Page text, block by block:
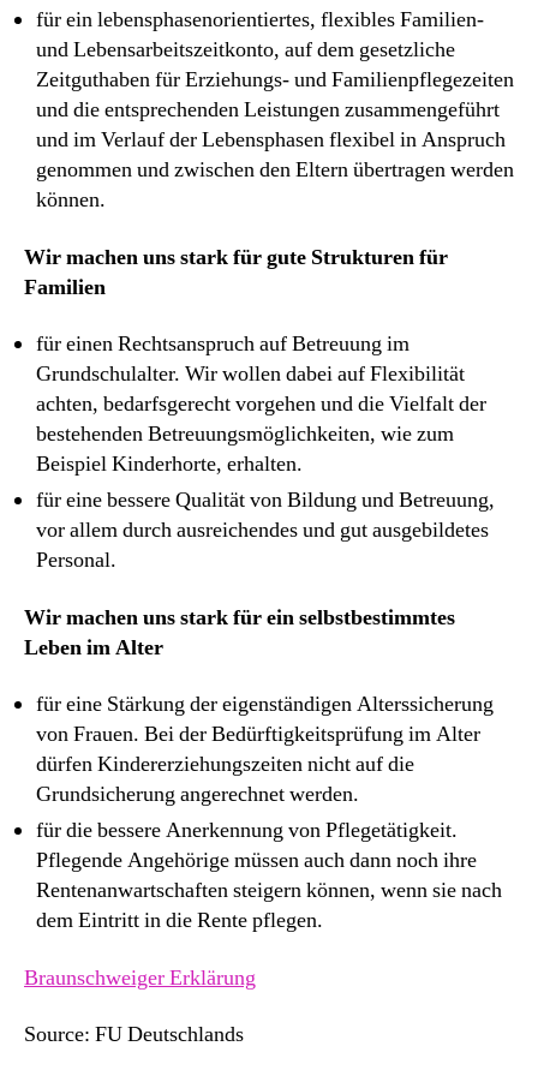
für ein lebensphasenorientiertes, flexibles Familien-
und Lebensarbeitszeitkonto, auf dem gesetzliche
Zeitguthaben für Erziehungs- und Familienpflegezeiten
und die entsprechenden Leistungen zusammengeführt
und im Verlauf der Lebensphasen flexibel in Anspruch
genommen und zwischen den Eltern übertragen werden
können.
Wir machen uns stark für gute Strukturen für
Familien
für einen Rechtsanspruch auf Betreuung im
Grundschulalter. Wir wollen dabei auf Flexibilität
achten, bedarfsgerecht vorgehen und die Vielfalt der
bestehenden Betreuungsmöglichkeiten, wie zum
Beispiel Kinderhorte, erhalten.
für eine bessere Qualität von Bildung und Betreuung,
vor allem durch ausreichendes und gut ausgebildetes
Personal.
Wir machen uns stark für ein selbstbestimmtes
Leben im Alter
für eine Stärkung der eigenständigen Alterssicherung
von Frauen. Bei der Bedürftigkeitsprüfung im Alter
dürfen Kindererziehungszeiten nicht auf die
Grundsicherung angerechnet werden.
für die bessere Anerkennung von Pflegetätigkeit.
Pflegende Angehörige müssen auch dann noch ihre
Rentenanwartschaften steigern können, wenn sie nach
dem Eintritt in die Rente pflegen.
Braunschweiger Erklärung
Source: FU Deutschlands